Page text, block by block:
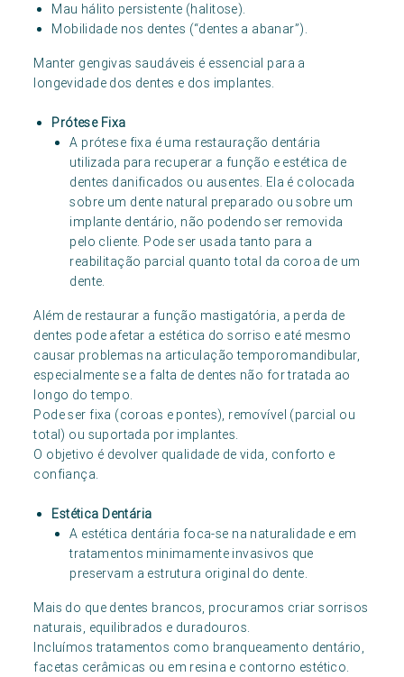
Mau hálito persistente (halitose).
Mobilidade nos dentes (“dentes a abanar”).
Manter gengivas saudáveis é essencial para a
longevidade dos dentes e dos implantes.
Prótese Fixa
A prótese fixa é uma restauração dentária
utilizada para recuperar a função e estética de
dentes danificados ou ausentes. Ela é colocada
sobre um dente natural preparado ou sobre um
implante dentário, não podendo ser removida
pelo cliente. Pode ser usada tanto para a
reabilitação parcial quanto total da coroa de um
dente.
Além de restaurar a função mastigatória, a perda de
dentes pode afetar a estética do sorriso e até mesmo
causar problemas na articulação temporomandibular,
especialmente se a falta de dentes não for tratada ao
longo do tempo.
Pode ser fixa (coroas e pontes), removível (parcial ou
total) ou suportada por implantes.
O objetivo é devolver qualidade de vida, conforto e
confiança.
Estética Dentária
A estética dentária foca-se na naturalidade e em
tratamentos minimamente invasivos que
preservam a estrutura original do dente.
Mais do que dentes brancos, procuramos criar sorrisos
naturais, equilibrados e duradouros.
Incluímos tratamentos como branqueamento dentário,
facetas cerâmicas ou em resina e contorno estético.